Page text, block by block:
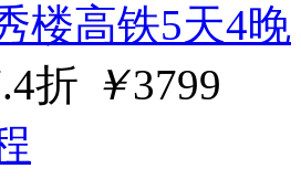
楼高铁5天4晚
折 ￥3799